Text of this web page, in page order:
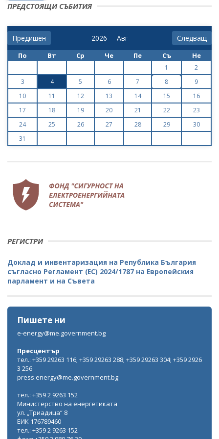
ПРЕДСТОЯЩИ СЪБИТИЯ
Предишен Следващ
По Вт Ср Че Пе Съ Не
1
2
3
4 5 6 7 8
9
10
11 12 13 14 15
16
17
18 19 20 21 22
23
24
25 26 27 28 29
30
31
РЕГИСТРИ
Доклад и инвентаризация на Република България
съгласно Регламент (ЕС) 2024/1787 на Европейския
парламент и на Съвета
Пишете ни
e-energy@me.government.bg
Пресцентър
тел.: +359 29263 116; +359 29263 288; +359 29263 304; +359 2926
3 256
press.energy@me.government.bg
тел.: +359 2 9263 152
Министерство на енергетиката
ул. „Триадица“ 8
ЕИК 176789460
тел.: +359 2 9263 152